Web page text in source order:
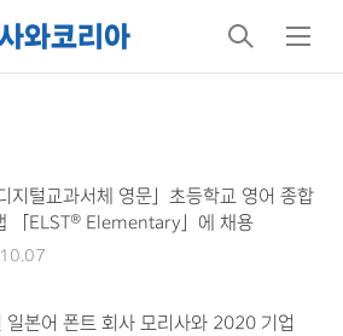
와코리아
검
메
지털교과서체 영문」초등학교 영어 종합
「ELST® Elementary」에 채용
일본어 폰트 회사 모리사와 2020 기업